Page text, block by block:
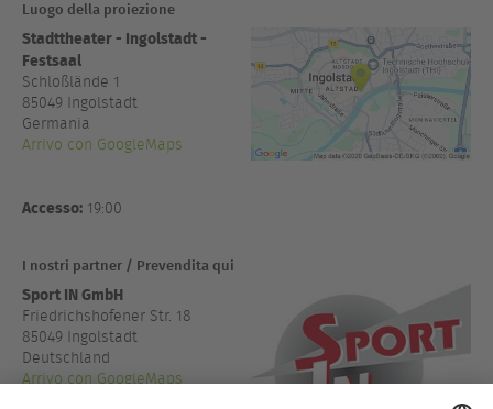
Luogo della proiezione
Stadttheater - Ingolstadt -
Festsaal
Schloßlände 1
85049 Ingolstadt
Germania
Arrivo con GoogleMaps
Accesso: 19:00
I nostri partner / Prevendita qui
Sport IN GmbH
Friedrichshofener Str. 18
85049 Ingolstadt
Deutschland
Arrivo con GoogleMaps